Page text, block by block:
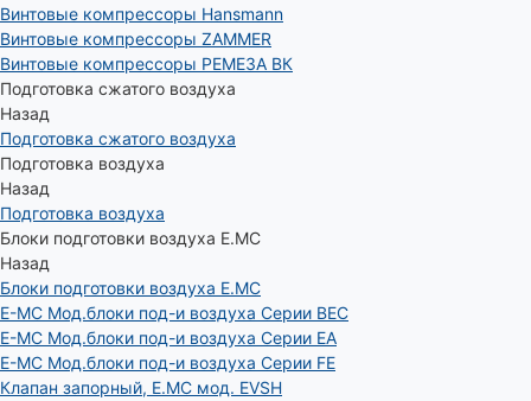
Винтовые компрессоры Hansmann
Винтовые компрессоры ZAMMER
Винтовые компрессоры РЕМЕЗА ВК
Подготовка сжатого воздуха
Назад
Подготовка сжатого воздуха
Подготовка воздуха
Назад
Подготовка воздуха
Блоки подготовки воздуха E.MC
Назад
Блоки подготовки воздуха E.MC
E-MC Мод.блоки под-и воздуха Серии BEC
E-MC Мод.блоки под-и воздуха Серии EA
E-MC Мод.блоки под-и воздуха Серии FE
Клапан запорный, E.MC мод. EVSH